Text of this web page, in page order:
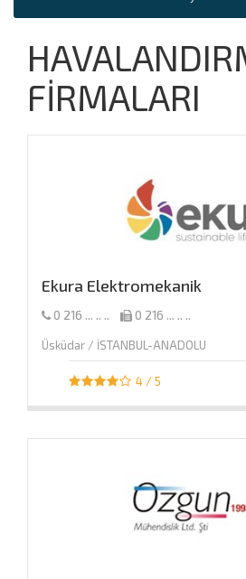
FİRMALARI
Ekura Elektromekanik
0 216 ... .. .. 0 216 ... .. ..
Üsküdar / İSTANBUL-ANADOLU
4 / 5